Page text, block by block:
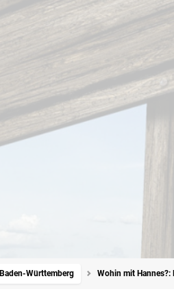
Baden-Württemberg Wohin mit Hannes?: